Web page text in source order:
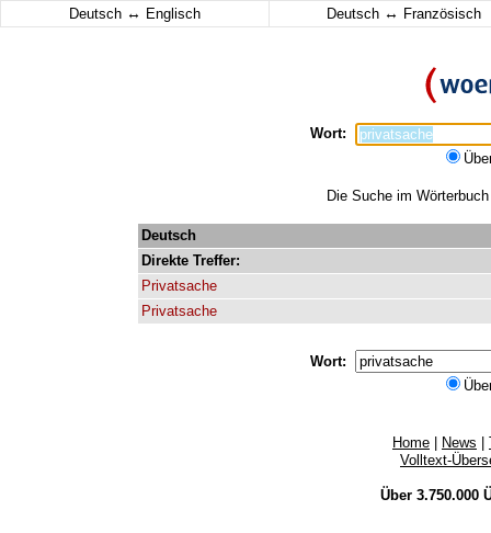
Deutsch ↔ Englisch Deutsch ↔ Französisch
Wort:
Die Suche im
Deutsch
Direkte Treffer:
Privatsache
Privatsache
Wort:
Home News
Volltext-
Über 3.750.000